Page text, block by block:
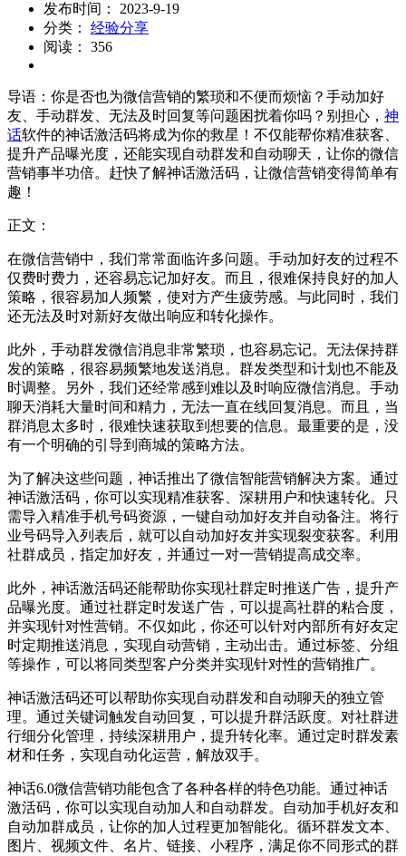
发布时间： 2023-9-19
分类： 经验分享
阅读： 356
导语：你是否也为微信营销的繁琐和不便而烦恼？手动加好
友、手动群发、无法及时回复等问题困扰着你吗？别担心， 神
话软件的神话激活码将成为你的救星！不仅能帮你精准获客、
提升产品曝光度，还能实现自动群发和自动聊天，让你的微信
营销事半功倍。赶快了解神话激活码，让微信营销变得简单有
趣！
正文：
在微信营销中，我们常常面临许多问题。手动加好友的过程不
仅费时费力，还容易忘记加好友。而且，很难保持良好的加人
策略，很容易加人频繁，使对方产生疲劳感。与此同时，我们
还无法及时对新好友做出响应和转化操作。
此外，手动群发微信消息非常繁琐，也容易忘记。无法保持群
发的策略，很容易频繁地发送消息。群发类型和计划也不能及
时调整。另外，我们还经常感到难以及时响应微信消息。手动
聊天消耗大量时间和精力，无法一直在线回复消息。而且，当
群消息太多时，很难快速获取到想要的信息。最重要的是，没
有一个明确的引导到商城的策略方法。
为了解决这些问题，神话推出了微信智能营销解决方案。通过
神话激活码，你可以实现精准获客、深耕用户和快速转化。只
需导入精准手机号码资源，一键自动加好友并自动备注。将行
业号码导入列表后，就可以自动加好友并实现裂变获客。利用
社群成员，指定加好友，并通过一对一营销提高成交率。
此外，神话激活码还能帮助你实现社群定时推送广告，提升产
品曝光度。通过社群定时发送广告，可以提高社群的粘合度，
并实现针对性营销。不仅如此，你还可以针对内部所有好友定
时定期推送消息，实现自动营销，主动出击。通过标签、分组
等操作，可以将同类型客户分类并实现针对性的营销推广。
神话激活码还可以帮助你实现自动群发和自动聊天的独立管
理。通过关键词触发自动回复，可以提升群活跃度。对社群进
行细分化管理，持续深耕用户，提升转化率。通过定时群发素
材和任务，实现自动化运营，解放双手。
神话6.0微信营销功能包含了各种各样的特色功能。通过神话
激活码，你可以实现自动加人和自动群发。自动加手机好友和
自动加群成员，让你的加人过程更加智能化。循环群发文本、
图片、视频文件、名片、链接、小程序，满足你不同形式的群